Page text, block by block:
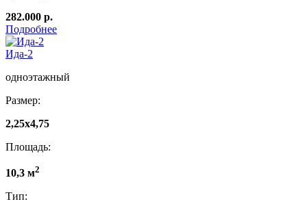
282.000 р.
Подробнее
Ида-2
одноэтажный
Размер:
2,25x4,75
Площадь:
10,3 м2
Тип: